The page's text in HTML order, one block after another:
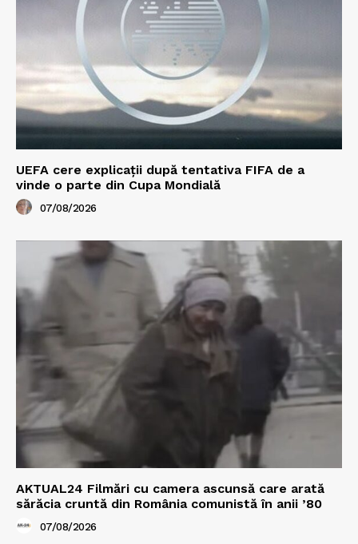
UEFA cere explicații după tentativa FIFA de a
vinde o parte din Cupa Mondială
07/08/2026
AKTUAL24 Filmări cu camera ascunsă care arată
sărăcia cruntă din România comunistă în anii ’80
07/08/2026